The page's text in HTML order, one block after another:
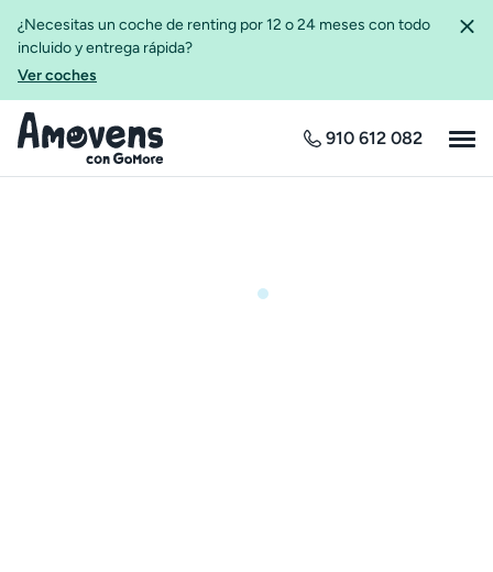
¿Necesitas un coche de renting por 12 o 24 meses con todo
incluido y entrega rápida?
Ver coches
910 612 082